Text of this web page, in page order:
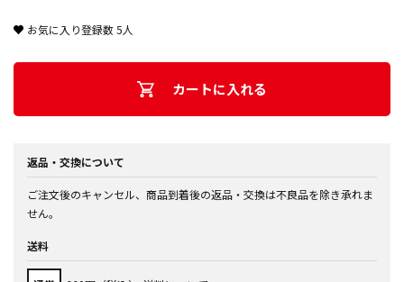
お気に入り登録数5人
カートに入れる
返品・交換について
ご注文後のキャンセル、商品到着後の返品・交換は不良品を除き承れま
せん。
送料